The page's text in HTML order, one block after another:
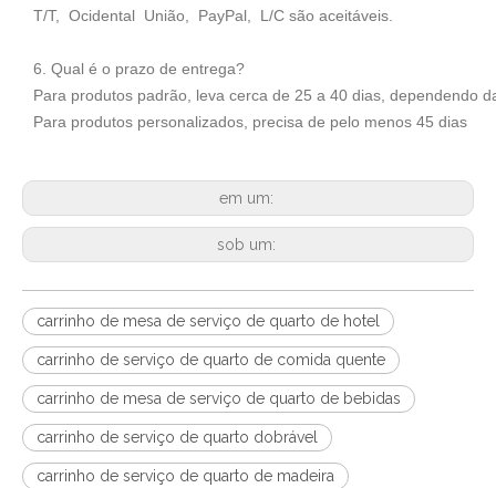
T/T, Ocidental União, PayPal, L/C são aceitáveis.
6. Qual é o prazo de entrega?
Para produtos padrão, leva cerca de 25 a 40 dias, dependendo
Para produtos personalizados, precisa de pelo menos 45 dias
em um:
sob um:
carrinho de mesa de serviço de quarto de hotel
carrinho de serviço de quarto de comida quente
carrinho de mesa de serviço de quarto de bebidas
carrinho de serviço de quarto dobrável
carrinho de serviço de quarto de madeira